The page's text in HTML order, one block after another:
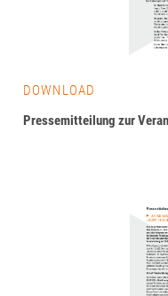
DOWNLOAD
Pressemitteilung zur